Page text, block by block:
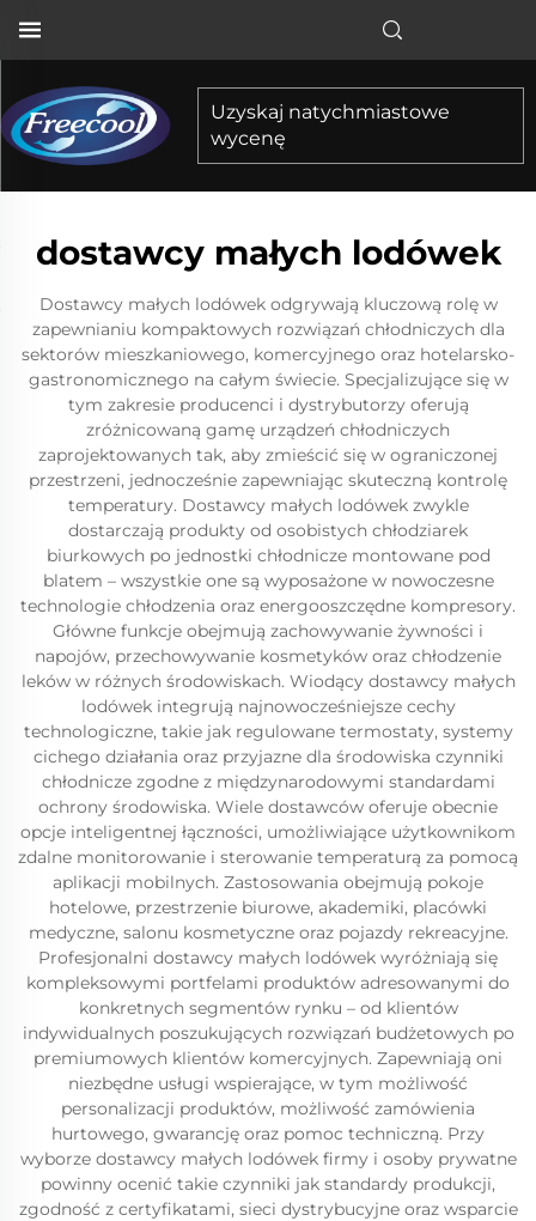
Uzyskaj natychmiastowe
wycenę
dostawcy małych lodówek
Dostawcy małych lodówek odgrywają kluczową rolę w
zapewnianiu kompaktowych rozwiązań chłodniczych dla
sektorów mieszkaniowego, komercyjnego oraz hotelarsko-
gastronomicznego na całym świecie. Specjalizujące się w
tym zakresie producenci i dystrybutorzy oferują
zróżnicowaną gamę urządzeń chłodniczych
zaprojektowanych tak, aby zmieścić się w ograniczonej
przestrzeni, jednocześnie zapewniając skuteczną kontrolę
temperatury. Dostawcy małych lodówek zwykle
dostarczają produkty od osobistych chłodziarek
biurkowych po jednostki chłodnicze montowane pod
blatem – wszystkie one są wyposażone w nowoczesne
technologie chłodzenia oraz energooszczędne kompresory.
Główne funkcje obejmują zachowywanie żywności i
napojów, przechowywanie kosmetyków oraz chłodzenie
leków w różnych środowiskach. Wiodący dostawcy małych
lodówek integrują najnowocześniejsze cechy
technologiczne, takie jak regulowane termostaty, systemy
cichego działania oraz przyjazne dla środowiska czynniki
chłodnicze zgodne z międzynarodowymi standardami
ochrony środowiska. Wiele dostawców oferuje obecnie
opcje inteligentnej łączności, umożliwiające użytkownikom
zdalne monitorowanie i sterowanie temperaturą za pomocą
aplikacji mobilnych. Zastosowania obejmują pokoje
hotelowe, przestrzenie biurowe, akademiki, placówki
medyczne, salonu kosmetyczne oraz pojazdy rekreacyjne.
Profesjonalni dostawcy małych lodówek wyróżniają się
kompleksowymi portfelami produktów adresowanymi do
konkretnych segmentów rynku – od klientów
indywidualnych poszukujących rozwiązań budżetowych po
premiumowych klientów komercyjnych. Zapewniają oni
niezbędne usługi wspierające, w tym możliwość
personalizacji produktów, możliwość zamówienia
hurtowego, gwarancję oraz pomoc techniczną. Przy
wyborze dostawcy małych lodówek firmy i osoby prywatne
powinny ocenić takie czynniki jak standardy produkcji,
zgodność z certyfikatami, sieci dystrybucyjne oraz wsparcie